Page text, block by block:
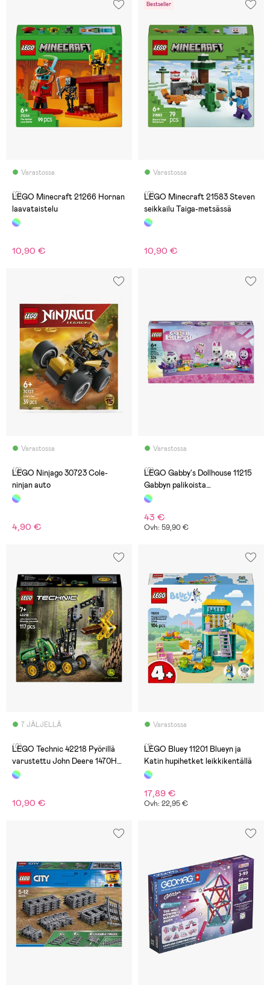
Varastossa
(2)
LEGO Minecraft 21266 Hornan
laavataistelu
10,90 €
Bestseller
Varastossa
(0)
LEGO Minecraft 21583 Steven
seikkailu Taiga-metsässä
10,90 €
Varastossa
(0)
LEGO Ninjago 30723 Cole-
ninjan auto
4,90 €
Varastossa
(0)
LEGO Gabby's Dollhouse 11215
Gabbyn palikoista
rakennettavat kissaystävät
43 €
Ovh: 59,90 €
7 JÄLJELLÄ
(0)
LEGO Technic 42218 Pyörillä
varustettu John Deere 1470H
‑harvesteri
10,90 €
Varastossa
(1)
LEGO Bluey 11201 Blueyn ja
Katin hupihetket leikkikentällä
17,89 €
Ovh: 22,95 €